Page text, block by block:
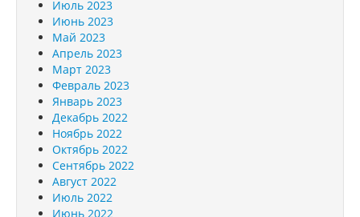
Июль 2023
Июнь 2023
Май 2023
Апрель 2023
Март 2023
Февраль 2023
Январь 2023
Декабрь 2022
Ноябрь 2022
Октябрь 2022
Сентябрь 2022
Август 2022
Июль 2022
Июнь 2022